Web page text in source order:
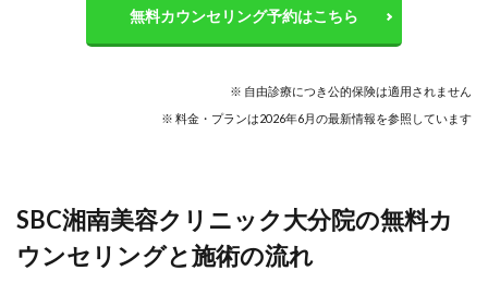
無料カウンセリング予約はこちら
※ 自由診療につき公的保険は適用されません
※ 料金・プランは2026年6月の最新情報を参照しています
SBC湘南美容クリニック大分院の無料カ
ウンセリングと施術の流れ